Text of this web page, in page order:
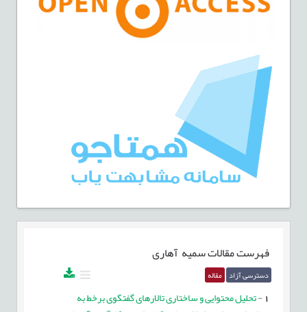
فهرست مقالاتسمیه آهاری
دسترسی آزاد مقاله
-تحلیل محتوایی و ساختاری تالارهای گفتگوی برخط به